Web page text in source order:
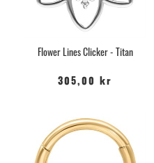
Flower Lines Clicker - Titan
305,00 kr